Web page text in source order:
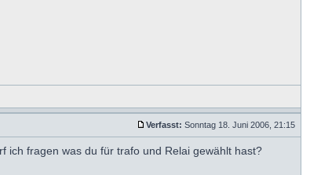
Verfasst: Sonntag 18. Juni 2006, 21:15
ich fragen was du für trafo und Relai gewählt hast?